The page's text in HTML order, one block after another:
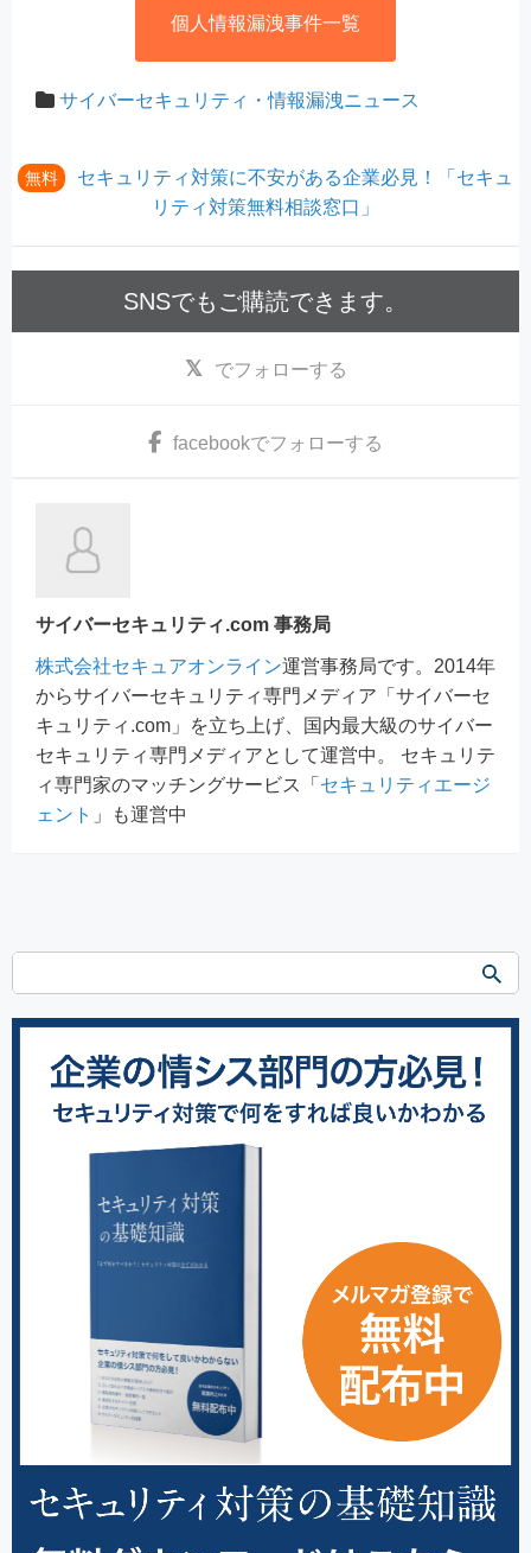
個人情報漏洩事件一覧
サイバーセキュリティ・情報漏洩ニュース
無料
セキュリティ対策に不安がある企業必見！「セキュ
リティ対策無料相談窓口」
SNSでもご購読できます。
でフォローする
facebookでフォローする
サイバーセキュリティ.com 事務局
株式会社セキュアオンライン運営事務局です。2014年
からサイバーセキュリティ専門メディア「サイバーセ
キュリティ.com」を立ち上げ、国内最大級のサイバー
セキュリティ専門メディアとして運営中。 セキュリテ
ィ専門家のマッチングサービス「 セキュリティエージ
ェント 」も運営中